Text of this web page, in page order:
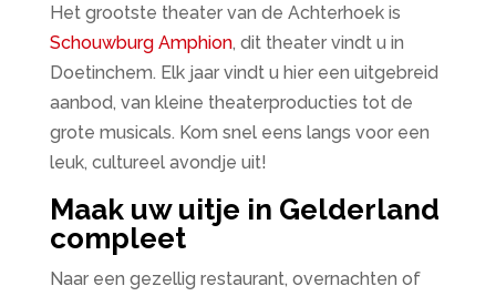
Het grootste theater van de Achterhoek is
Schouwburg Amphion, dit theater vindt u in
Doetinchem. Elk jaar vindt u hier een uitgebreid
aanbod, van kleine theaterproducties tot de
grote musicals. Kom snel eens langs voor een
leuk, cultureel avondje uit!
Maak uw uitje in Gelderland
compleet
Naar een gezellig restaurant, overnachten of